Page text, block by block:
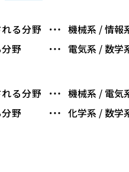
る分野
機械系 / 情報
野
電気系 / 数学
る分野
機械系 / 電気
野
化学系 / 数学